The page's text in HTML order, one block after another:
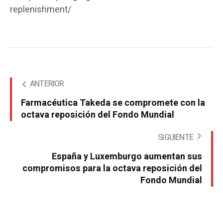
replenishment/
ANTERIOR
Farmacéutica Takeda se compromete con la
octava reposición del Fondo Mundial
SIGUIENTE
España y Luxemburgo aumentan sus
compromisos para la octava reposición del
Fondo Mundial